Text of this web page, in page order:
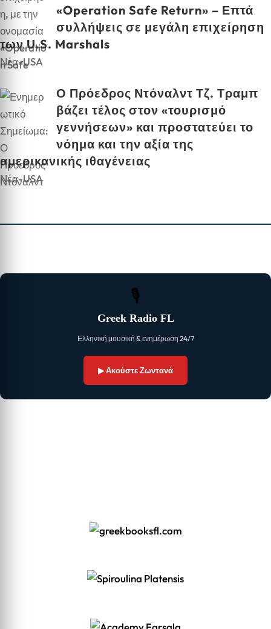
«Operation Safe Return» – Επτά
συλλήψεις σε μεγάλη επιχείρηση
των U.S. Marshals
Νέα-USA
Ο Πρόεδρος Ντόναλντ Τζ. Τραμπ
βάζει τέλος στον «τουρισμό
γεννήσεων» και προστατεύει το
νόημα και την αξία της
αμερικανικής ιθαγένειας
Νέα-USA
🎙
Greek Radio FL
Ελληνική μουσική & ενημέρωση 24/7
▶ Ακούστε Ζωντανά